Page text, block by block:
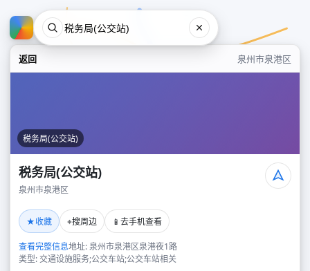
返回 泉州市泉港区
税务局(公交站)
税务局(公交站)
泉州市泉港区
★收藏 ⌖搜周边 📱 去手机查看
查看完整信息地址: 泉州市泉港区泉港夜1路
类型: 交通设施服务;公交车站;公交车站相关